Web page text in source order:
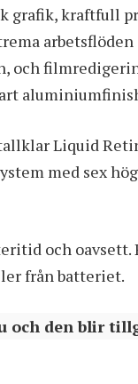
grafik, kraftfull
och
Liquid
med sex
och oavsett.
från batteriet.
och den blir